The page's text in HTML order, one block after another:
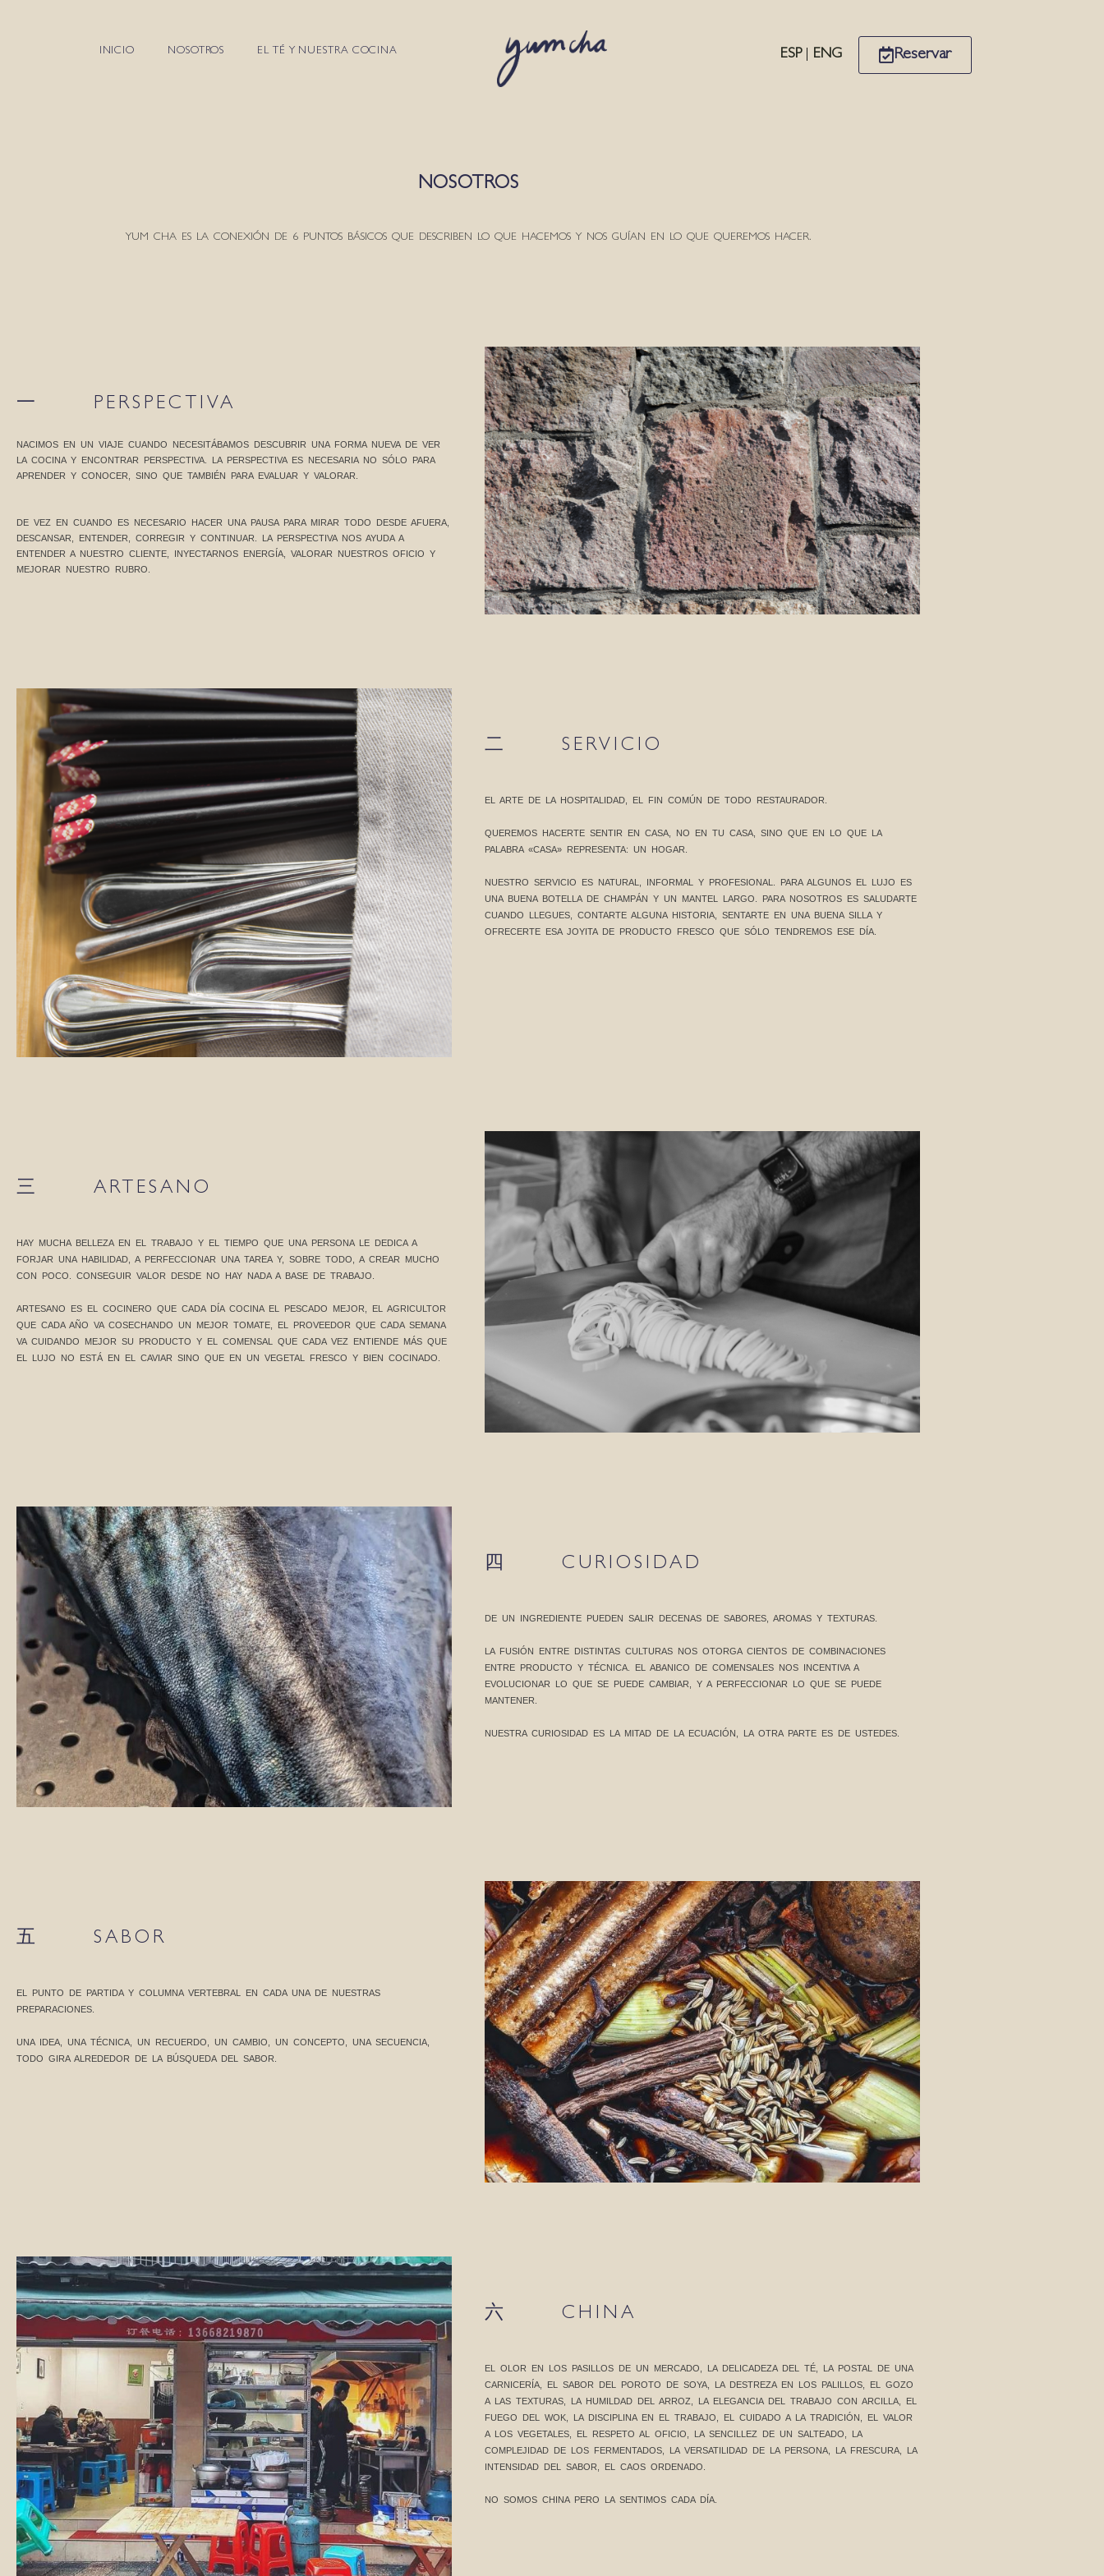
INICIO NOSOTROS EL TÉ Y NUESTRA COCINA ESP| ENG Reservar
NOSOTROS
YUM CHA ES LA CONEXIÓN DE 6 PUNTOS BÁSICOS QUE DESCRIBEN LO QUE HACEMOS Y NOS GUÍAN EN LO QUE QUEREMOS HACER.
一 PERSPECTIVA
NACIMOS EN UN VIAJE CUANDO NECESITÁBAMOS DESCUBRIR UNA FORMA NUEVA DE VER
LA COCINA Y ENCONTRAR PERSPECTIVA. LA PERSPECTIVA ES NECESARIA NO SÓLO PARA
APRENDER Y CONOCER, SINO QUE TAMBIÉN PARA EVALUAR Y VALORAR.
DE VEZ EN CUANDO ES NECESARIO HACER UNA PAUSA PARA MIRAR TODO DESDE AFUERA,
DESCANSAR, ENTENDER, CORREGIR Y CONTINUAR. LA PERSPECTIVA NOS AYUDA A
ENTENDER A NUESTRO CLIENTE, INYECTARNOS ENERGÍA, VALORAR NUESTROS OFICIO Y
MEJORAR NUESTRO RUBRO.
二 SERVICIO
EL ARTE DE LA HOSPITALIDAD, EL FIN COMÚN DE TODO RESTAURADOR.
QUEREMOS HACERTE SENTIR EN CASA, NO EN TU CASA, SINO QUE EN LO QUE LA
PALABRA «CASA» REPRESENTA: UN HOGAR.
NUESTRO SERVICIO ES NATURAL, INFORMAL Y PROFESIONAL. PARA ALGUNOS EL LUJO ES
UNA BUENA BOTELLA DE CHAMPÁN Y UN MANTEL LARGO. PARA NOSOTROS ES SALUDARTE
CUANDO LLEGUES, CONTARTE ALGUNA HISTORIA, SENTARTE EN UNA BUENA SILLA Y
OFRECERTE ESA JOYITA DE PRODUCTO FRESCO QUE SÓLO TENDREMOS ESE DÍA.
三 ARTESANO
HAY MUCHA BELLEZA EN EL TRABAJO Y EL TIEMPO QUE UNA PERSONA LE DEDICA A
FORJAR UNA HABILIDAD, A PERFECCIONAR UNA TAREA Y, SOBRE TODO, A CREAR MUCHO
CON POCO. CONSEGUIR VALOR DESDE NO HAY NADA A BASE DE TRABAJO.
ARTESANO ES EL COCINERO QUE CADA DÍA COCINA EL PESCADO MEJOR, EL AGRICULTOR
QUE CADA AÑO VA COSECHANDO UN MEJOR TOMATE, EL PROVEEDOR QUE CADA SEMANA
VA CUIDANDO MEJOR SU PRODUCTO Y EL COMENSAL QUE CADA VEZ ENTIENDE MÁS QUE
EL LUJO NO ESTÁ EN EL CAVIAR SINO QUE EN UN VEGETAL FRESCO Y BIEN COCINADO.
四 CURIOSIDAD
DE UN INGREDIENTE PUEDEN SALIR DECENAS DE SABORES, AROMAS Y TEXTURAS.
LA FUSIÓN ENTRE DISTINTAS CULTURAS NOS OTORGA CIENTOS DE COMBINACIONES
ENTRE PRODUCTO Y TÉCNICA. EL ABANICO DE COMENSALES NOS INCENTIVA A
EVOLUCIONAR LO QUE SE PUEDE CAMBIAR, Y A PERFECCIONAR LO QUE SE PUEDE
MANTENER.
NUESTRA CURIOSIDAD ES LA MITAD DE LA ECUACIÓN, LA OTRA PARTE ES DE USTEDES.
五 SABOR
EL PUNTO DE PARTIDA Y COLUMNA VERTEBRAL EN CADA UNA DE NUESTRAS
PREPARACIONES.
UNA IDEA, UNA TÉCNICA, UN RECUERDO, UN CAMBIO, UN CONCEPTO, UNA SECUENCIA,
TODO GIRA ALREDEDOR DE LA BÚSQUEDA DEL SABOR.
六 CHINA
EL OLOR EN LOS PASILLOS DE UN MERCADO, LA DELICADEZA DEL TÉ, LA POSTAL DE UNA
CARNICERÍA, EL SABOR DEL POROTO DE SOYA, LA DESTREZA EN LOS PALILLOS, EL GOZO
A LAS TEXTURAS, LA HUMILDAD DEL ARROZ, LA ELEGANCIA DEL TRABAJO CON ARCILLA, EL
FUEGO DEL WOK, LA DISCIPLINA EN EL TRABAJO, EL CUIDADO A LA TRADICIÓN, EL VALOR
A LOS VEGETALES, EL RESPETO AL OFICIO, LA SENCILLEZ DE UN SALTEADO, LA
COMPLEJIDAD DE LOS FERMENTADOS, LA VERSATILIDAD DE LA PERSONA, LA FRESCURA, LA
INTENSIDAD DEL SABOR, EL CAOS ORDENADO.
NO SOMOS CHINA PERO LA SENTIMOS CADA DÍA.